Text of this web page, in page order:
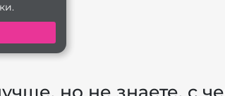
но не знаете, с